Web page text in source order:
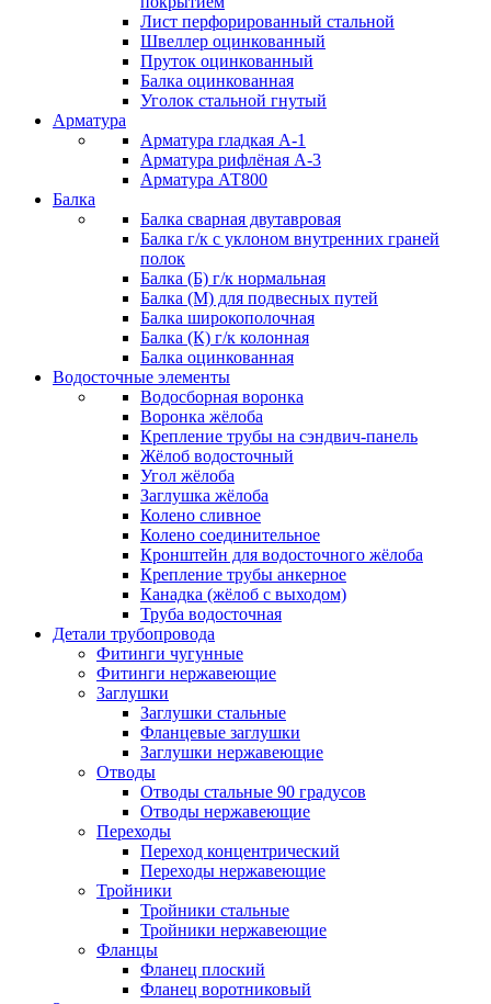
Лист перфорированный стальной
Швеллер оцинкованный
Пруток оцинкованный
Балка оцинкованная
Уголок стальной гнутый
Арматура
Арматура гладкая А-1
Арматура рифлёная А-3
Арматура АТ800
Балка
Балка сварная двутавровая
Балка г/к с уклоном внутренних граней
полок
Балка (Б) г/к нормальная
Балка (М) для подвесных путей
Балка широкополочная
Балка (К) г/к колонная
Балка оцинкованная
Водосточные элементы
Водосборная воронка
Воронка жёлоба
Крепление трубы на сэндвич-панель
Жёлоб водосточный
Угол жёлоба
Заглушка жёлоба
Колено сливное
Колено соединительное
Кронштейн для водосточного жёлоба
Крепление трубы анкерное
Канадка (жёлоб с выходом)
Труба водосточная
Детали трубопровода
Фитинги чугунные
Фитинги нержавеющие
Заглушки
Заглушки стальные
Фланцевые заглушки
Заглушки нержавеющие
Отводы
Отводы стальные 90 градусов
Отводы нержавеющие
Переходы
Переход концентрический
Переходы нержавеющие
Тройники
Тройники стальные
Тройники нержавеющие
Фланцы
Фланец плоский
Фланец воротниковый